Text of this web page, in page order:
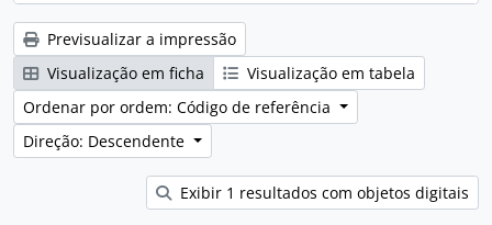
Previsualizar a impressão
Visualização em ficha
Visualização em tabela
Ordenar por ordem: Código de referência
Direção: Descendente
Exibir 1 resultados com objetos digitais